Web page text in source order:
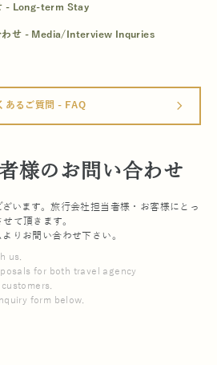
- Long-term Stay
わせ - Media/Interview Inquries
あるご質問 - FAQ arrow_forward_ios
様のお問い合わせ
います。旅行会社担当者様・お客様にとっ
て頂きます。
りお問い合わせ下さい。
us.
for both travel agency
form below.